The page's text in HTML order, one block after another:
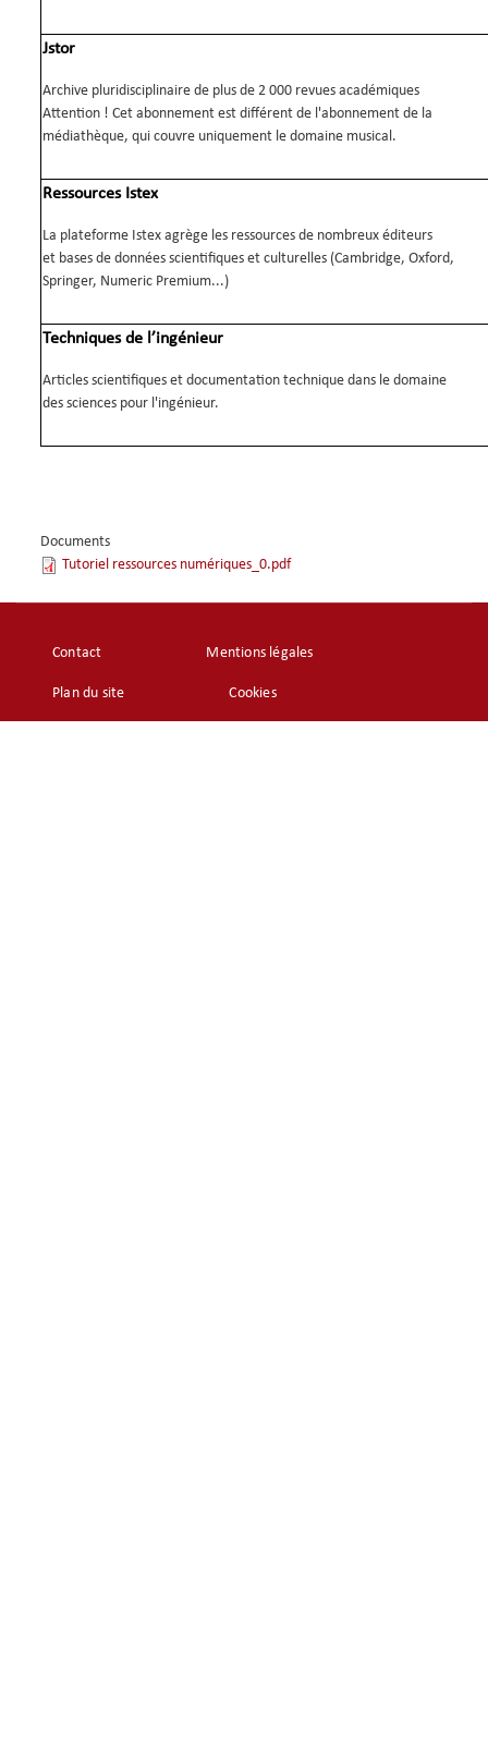
Jstor
Archive pluridisciplinaire de plus de 2 000 revues académiques
Attention ! Cet abonnement est différent de l'abonnement de la
médiathèque, qui couvre uniquement le domaine musical.
Ressources Istex
La plateforme Istex agrège les ressources de nombreux éditeurs
et bases de données scientifiques et culturelles (Cambridge, Oxford,
Springer, Numeric Premium...)
Techniques de l’ingénieur
Articles scientifiques et documentation technique dans le domaine
des sciences pour l'ingénieur.
Documents
Tutoriel ressources numériques_0.pdf
Footer
menu
Contact Mentions légales
Plan du site Cookies